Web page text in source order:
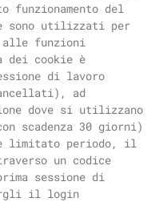
del
sono utilizzati per
funzioni
dei cookie è
di lavoro
ad
dove si utilizzano
scadenza 30 giorni)
limitato periodo, il
un codice
sessione di
il login